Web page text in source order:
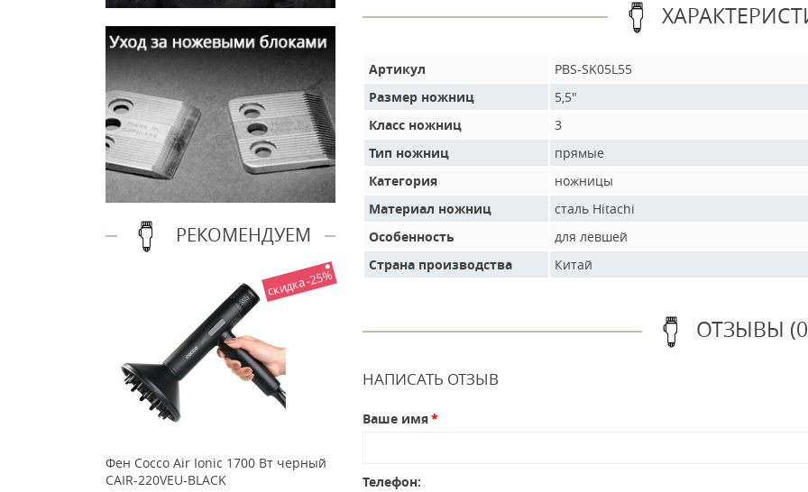
РЕКОМЕНДУЕМ
скидка -25%
Фен Cocco Air Ionic 1700 Вт черный
CAIR-220VEU-BLACK
Артикул
PBS-SK05L55
Размер ножниц
5,5"
Класс ножниц
3
Тип ножниц
прямые
Категория
ножницы
Материал ножниц
сталь Hitachi
Особенность
для левшей
Страна производства
Китай
ОТЗЫВЫ
НАПИСАТЬ ОТЗЫВ
Ваше имя
Телефон: